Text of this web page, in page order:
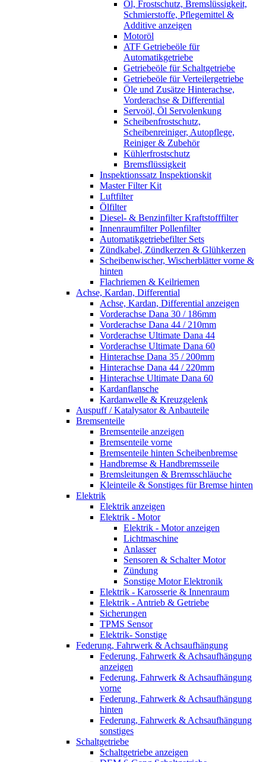
Öl, Frostschutz, Bremslüssigkeit,
Schmierstoffe, Pflegemittel &
Additive anzeigen
Motoröl
ATF Getriebeöle für
Automatikgetriebe
Getriebeöle für Schaltgetriebe
Getriebeöle für Verteilergetriebe
Öle und Zusätze Hinterachse,
Vorderachse & Differential
Servoöl, Öl Servolenkung
Scheibenfrostschutz,
Scheibenreiniger, Autopflege,
Reiniger & Zubehör
Kühlerfrostschutz
Bremsflüssigkeit
Inspektionssatz Inspektionskit
Master Filter Kit
Luftfilter
Ölfilter
Diesel- & Benzinfilter Kraftstofffilter
Innenraumfilter Pollenfilter
Automatikgetriebefilter Sets
Zündkabel, Zündkerzen & Glühkerzen
Scheibenwischer, Wischerblätter vorne &
hinten
Flachriemen & Keilriemen
Achse, Kardan, Differential
Achse, Kardan, Differential anzeigen
Vorderachse Dana 30 / 186mm
Vorderachse Dana 44 / 210mm
Vorderachse Ultimate Dana 44
Vorderachse Ultimate Dana 60
Hinterachse Dana 35 / 200mm
Hinterachse Dana 44 / 220mm
Hinterachse Ultimate Dana 60
Kardanflansche
Kardanwelle & Kreuzgelenk
Auspuff / Katalysator & Anbauteile
Bremsenteile
Bremsenteile anzeigen
Bremsenteile vorne
Bremsenteile hinten Scheibenbremse
Handbremse & Handbremsseile
Bremsleitungen & Bremsschläuche
Kleinteile & Sonstiges für Bremse hinten
Elektrik
Elektrik anzeigen
Elektrik - Motor
Elektrik - Motor anzeigen
Lichtmaschine
Anlasser
Sensoren & Schalter Motor
Zündung
Sonstige Motor Elektronik
Elektrik - Karosserie & Innenraum
Elektrik - Antrieb & Getriebe
Sicherungen
TPMS Sensor
Elektrik- Sonstige
Federung, Fahrwerk & Achsaufhängung
Federung, Fahrwerk & Achsaufhängung
anzeigen
Federung, Fahrwerk & Achsaufhängung
vorne
Federung, Fahrwerk & Achsaufhängung
hinten
Federung, Fahrwerk & Achsaufhängung
sonstiges
Schaltgetriebe
Schaltgetriebe anzeigen